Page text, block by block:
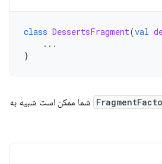
class DessertsFragment(val
...
}
شما ممکن است شبیه به